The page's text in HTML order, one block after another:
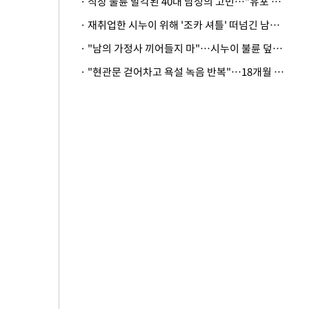
· 재취업한 시누이 위해 '조카 셔틀' 떠넘긴 남편…아내 "난 못한다"
· "남의 가정사 끼어들지 마"…시누이 불륜 덮으려는 남편에 억울한 아내
· "현관문 걷어차고 욕설 녹음 반복"…18개월 아기 키우는 집 뒤흔든 '앞집의 비극'